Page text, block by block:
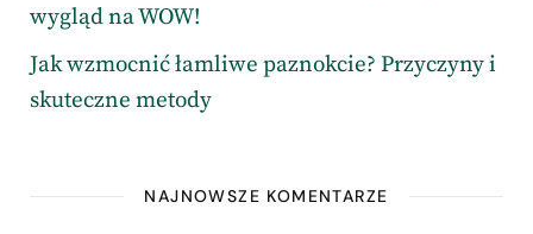
wygląd na WOW!
Jak wzmocnić łamliwe paznokcie? Przyczyny i
skuteczne metody
NAJNOWSZE KOMENTARZE